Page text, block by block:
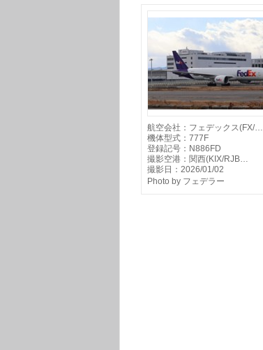
航空会社：フェデックス(FX/…
機体型式：777F
登録記号：N886FD
撮影空港：関西(KIX/RJB…
撮影日：2026/01/02
Photo by フェデラー